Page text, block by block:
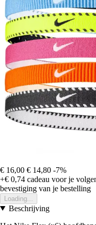
€ 16,00 € 14,80 -7%
+€ 0,74 cadeau voor je
bevestiging van je bestelling
Loading...
Beschrijving